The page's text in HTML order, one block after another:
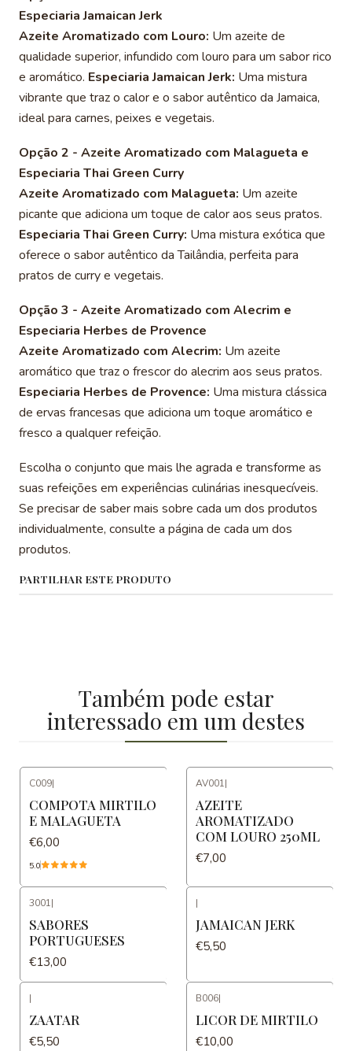
Especiaria Jamaican Jerk
Azeite Aromatizado com Louro: Um azeite de
qualidade superior, infundido com louro para um sabor rico
e aromático. Especiaria Jamaican Jerk: Uma mistura
vibrante que traz o calor e o sabor autêntico da Jamaica,
ideal para carnes, peixes e vegetais.
Opção 2 - Azeite Aromatizado com Malagueta e
Especiaria Thai Green Curry
Azeite Aromatizado com Malagueta: Um azeite
picante que adiciona um toque de calor aos seus pratos.
Especiaria Thai Green Curry: Uma mistura exótica que
oferece o sabor autêntico da Tailândia, perfeita para
pratos de curry e vegetais.
Opção 3 - Azeite Aromatizado com Alecrim e
Especiaria Herbes de Provence
Azeite Aromatizado com Alecrim: Um azeite
aromático que traz o frescor do alecrim aos seus pratos.
Especiaria Herbes de Provence: Uma mistura clássica
de ervas francesas que adiciona um toque aromático e
fresco a qualquer refeição.
Escolha o conjunto que mais lhe agrada e transforme as
suas refeições em experiências culinárias inesquecíveis.
Se precisar de saber mais sobre cada um dos produtos
individualmente, consulte a página de cada um dos
produtos.
PARTILHAR ESTE PRODUTO
Também pode estar
interessado em um destes
C009|
COMPOTA MIRTILO
E MALAGUETA
€6,00
5.0
AV001|
AZEITE
AROMATIZADO
COM LOURO 250ML
€7,00
3001|
SABORES
PORTUGUESES
€13,00
|
JAMAICAN JERK
€5,50
|
ZAATAR
€5,50
B006|
LICOR DE MIRTILO
€10,00